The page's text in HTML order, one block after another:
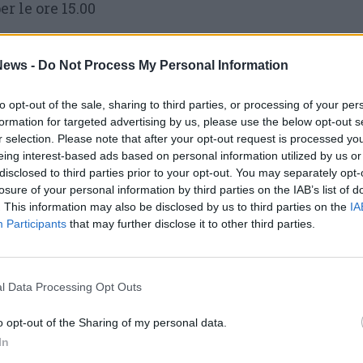
- Do Not Process My Personal Information
opt-out of the sale, sharing to third parties, or processing of your
for targeted advertising by us, please use the below opt-out
selection. Please note that after your opt-out request is processed
interest-based ads based on personal information utilized by us
to third parties prior to your opt-out. You may separately
of your personal information by third parties on the IAB’s list of
This information may also be disclosed by us to third parties on the
Participants that may further disclose it to other third parties.
Data Processing Opt Outs
opt-out of the Sharing of my personal data.
le ore 15.00
presso i Padri Comboniani di Venegono
e Filippo 1), sarà presente il Vicario di
ed è prevista una testimonianza di
del Sermig di Torino – Arsenale della
Conclusione prevista per le ore 18.00.
Oggiono, presso l’oratorio (piazzetta suor
suddivisi per fasce d’età: i piccoli
la costruzione di chapiteau, il famoso
si cimenteranno con acrobazie e
gli adulti assisteranno a testimonianze di
Ritrovo alle ore 14.30. Conclusione